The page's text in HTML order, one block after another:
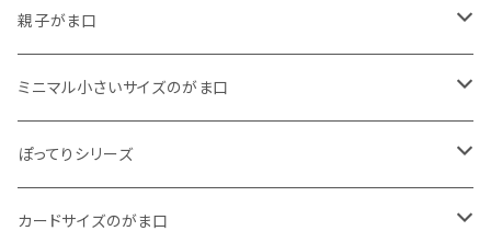
がま口
巾着
親子がま口
・ ぷっくりタイプ
くったりコットンキャンバス
11号帆布
・ 四角いマチのたっぷりサイズ
くったりコットンキャンバス
・ 四角いマチのスリムコンパクトタイプ
ミニマル小さいサイズのがま口
・ くったりコットンキャンバス
・ リネン
ぽってりシリーズ
・ がま口
カードサイズのがま口